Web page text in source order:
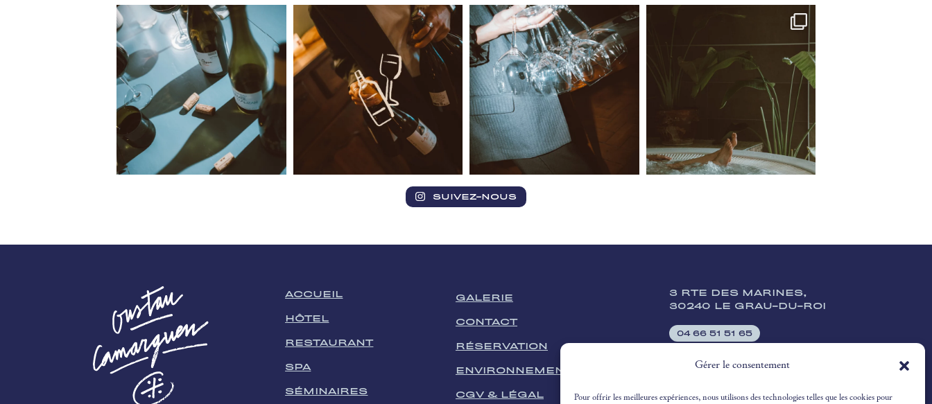
Gérer le consentement
Pour offrir les meilleures expériences, nous utilisons des technologies telles que les cookies pour
SUIVEZ-NOUS
ACCUEIL
HÔTEL
RESTAURANT
SPA
SÉMINAIRES
GALERIE
CONTACT
RÉSERVATION
ENVIRONNEMENT
CGV & LÉGAL
3 RTE DES MARINES,
30240 LE GRAU-DU-ROI
04 66 51 51 65
RECEPTION@OUSTAUCAMARGUEN.COM